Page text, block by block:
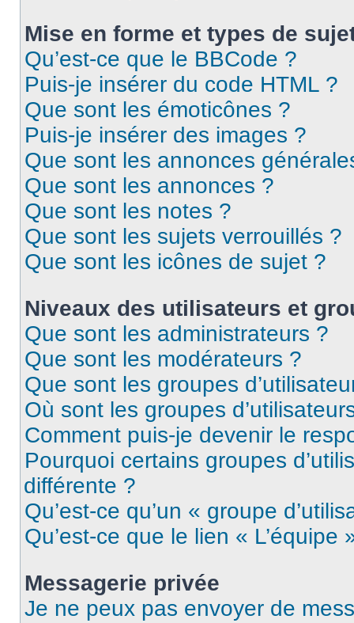
Mise en forme et types de
Qu’est-ce que le BBCode ?
Puis-je insérer du code HTML ?
Que sont les émoticônes ?
Puis-je insérer des images ?
Que sont les annonces
Que sont les annonces ?
Que sont les notes ?
Que sont les sujets verrouillés ?
Que sont les icônes de sujet ?
Niveaux des utilisateurs et
Que sont les administrateurs ?
Que sont les modérateurs ?
Que sont les groupes
Où sont les groupes
Comment puis-je devenir le
Pourquoi certains groupes
différente ?
Qu’est-ce qu’un « groupe
Qu’est-ce que le lien « L’équipe
Messagerie privée
Je ne peux pas envoyer de